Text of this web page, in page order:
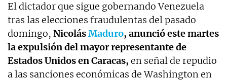
El dictador que sigue gobernando Venezuela
tras las elecciones fraudulentas del pasado
domingo, NicolásMaduro, anunció este martes
la expulsión del mayor representante de
Estados Unidos en Caracas, en señal de repudio
a las sanciones económicas de Washington en